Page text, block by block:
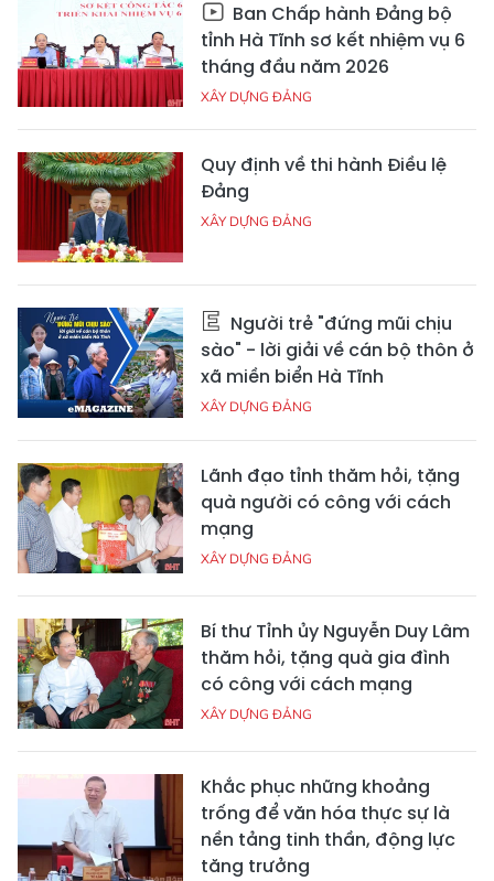
Ban Chấp hành Đảng bộ
tỉnh Hà Tĩnh sơ kết nhiệm vụ 6
tháng đầu năm 2026
XÂY DỰNG ĐẢNG
Quy định về thi hành Điều lệ
Đảng
XÂY DỰNG ĐẢNG
Người trẻ "đứng mũi chịu
sào" - lời giải về cán bộ thôn ở
xã miền biển Hà Tĩnh
XÂY DỰNG ĐẢNG
Lãnh đạo tỉnh thăm hỏi, tặng
quà người có công với cách
mạng
XÂY DỰNG ĐẢNG
Bí thư Tỉnh ủy Nguyễn Duy Lâm
thăm hỏi, tặng quà gia đình
có công với cách mạng
XÂY DỰNG ĐẢNG
Khắc phục những khoảng
trống để văn hóa thực sự là
nền tảng tinh thần, động lực
tăng trưởng